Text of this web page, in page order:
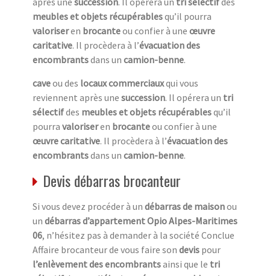
meubles et objets récupérablesqu’il pourra
valoriseren brocanteou confier à une œuvre
caritative. Il procèdera à l’évacuation des
encombrantsdans un camion-benne.
caveou des locaux commerciauxqui vous
reviennent après une succession. Il opérera un tri
sélectifdes meubles et objets récupérablesqu’il
pourra valoriseren brocanteou confier à une
œuvre caritative. Il procèdera à l’évacuation des
encombrantsdans un camion-benne.
Devis débarras brocanteur
Si vous devez procéder à un débarras de maisonou
un débarras d’appartement Opio Alpes-Maritimes
06, n’hésitez pas à demander à la société Conclue
Affaire brocanteur de vous faire son devis pour
l’enlèvement des encombrantsainsi que le tri